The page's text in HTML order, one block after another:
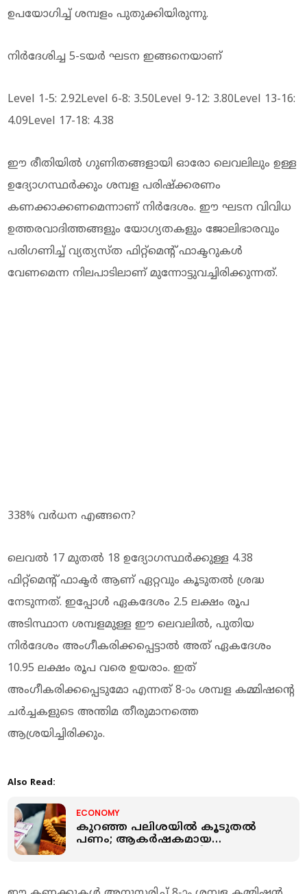
ഉപയോഗിച്ച് ശമ്പളം പുതുക്കിയിരുന്നു.
നിര്‍ദേശിച്ച 5-ടയര്‍ ഘടന ഇങ്ങനെയാണ്
Level 1-5: 2.92Level 6-8: 3.50Level 9-12: 3.80Level 13-16:
4.09Level 17-18: 4.38
ഈ രീതിയില്‍ ഗുണിതങ്ങളായി ഓരോ ലെവലിലും ഉള്ള
ഉദ്യോഗസ്ഥര്‍ക്കും ശമ്പള പരിഷ്‌ക്കരണം
കണക്കാക്കണമെന്നാണ് നിര്‍ദേശം. ഈ ഘടന വിവിധ
ഉത്തരവാദിത്തങ്ങളും യോഗ്യതകളും ജോലിഭാരവും
പരിഗണിച്ച് വ്യത്യസ്ത ഫിറ്റ്മെന്റ് ഫാക്ടറുകള്‍
വേണമെന്ന നിലപാടിലാണ് മുന്നോട്ടുവച്ചിരിക്കുന്നത്.
338% വര്‍ധന എങ്ങനെ?
ലെവല്‍ 17 മുതല്‍ 18 ഉദ്യോഗസ്ഥര്‍ക്കുള്ള 4.38
ഫിറ്റ്മെന്റ് ഫാക്ടര്‍ ആണ് ഏറ്റവും കൂടുതല്‍ ശ്രദ്ധ
നേടുന്നത്. ഇപ്പോള്‍ ഏകദേശം 2.5 ലക്ഷം രൂപ
അടിസ്ഥാന ശമ്പളമുള്ള ഈ ലെവലില്‍, പുതിയ
നിര്‍ദേശം അംഗീകരിക്കപ്പെട്ടാല്‍ അത് ഏകദേശം
10.95 ലക്ഷം രൂപ വരെ ഉയരാം. ഇത്
അംഗീകരിക്കപ്പെടുമോ എന്നത് 8-ാം ശമ്പള കമ്മിഷന്റെ
ചര്‍ച്ചകളുടെ അന്തിമ തീരുമാനത്തെ
ആശ്രയിച്ചിരിക്കും.
Also Read:
ECONOMY
കുറഞ്ഞ പലിശയിൽ കൂടുതൽ
പണം; ആകർഷകമായ